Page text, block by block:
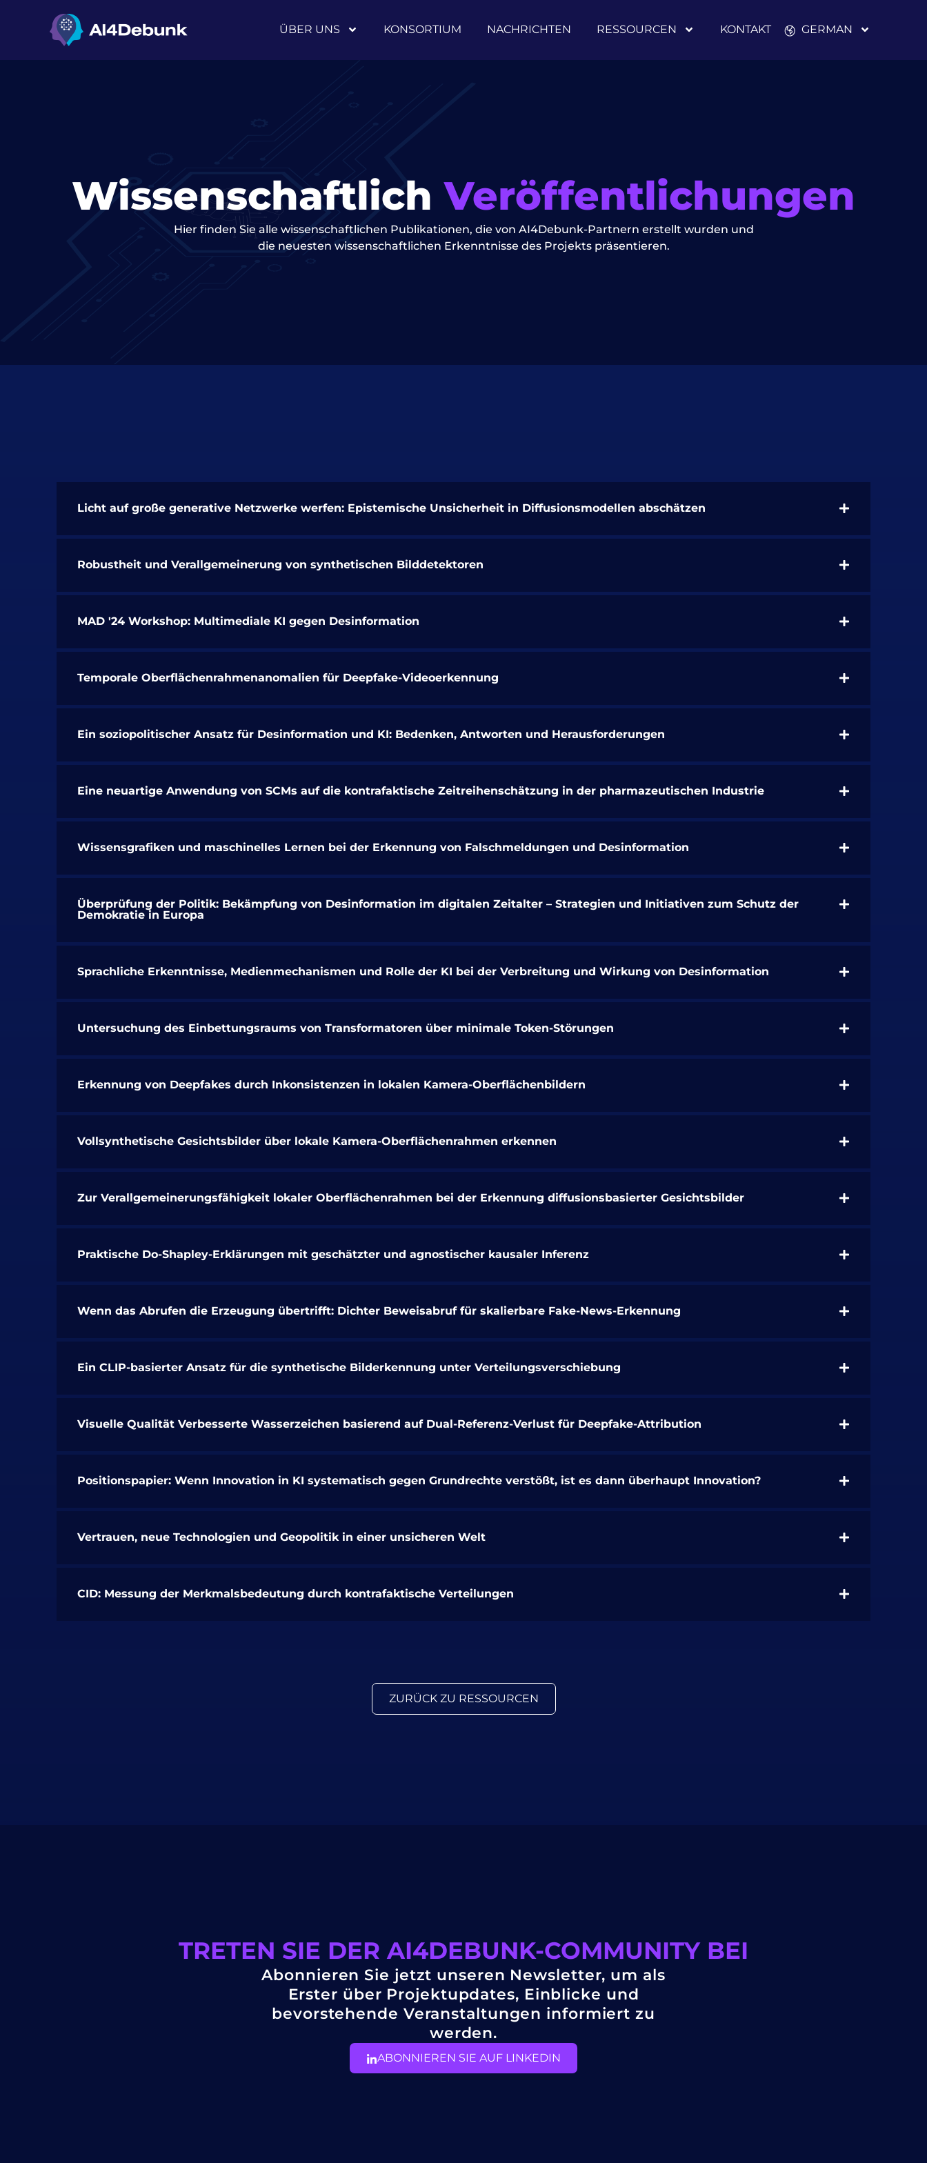
ÜBER UNS
KONSORTIUM NACHRICHTEN RESSOURCEN KONTAKT GERMAN
WissenschaftlichVeröffentlichungen
Hier finden Sie alle wissenschaftlichen Publikationen, die von AI4Debunk-Partnern erstellt wurden und
die neuesten wissenschaftlichen Erkenntnisse des Projekts präsentieren.
Licht auf große generative Netzwerke werfen: Epistemische Unsicherheit in Diffusionsmodellen abschätzen
Robustheit und Verallgemeinerung von synthetischen Bilddetektoren
MAD '24 Workshop: Multimediale KI gegen Desinformation
Temporale Oberflächenrahmenanomalien für Deepfake-Videoerkennung
Ein soziopolitischer Ansatz für Desinformation und KI: Bedenken, Antworten und Herausforderungen
Eine neuartige Anwendung von SCMs auf die kontrafaktische Zeitreihenschätzung in der pharmazeutischen Industrie
Wissensgrafiken und maschinelles Lernen bei der Erkennung von Falschmeldungen und Desinformation
Überprüfung der Politik: Bekämpfung von Desinformation im digitalen Zeitalter – Strategien und Initiativen zum Schutz der
Demokratie in Europa
Sprachliche Erkenntnisse, Medienmechanismen und Rolle der KI bei der Verbreitung und Wirkung von Desinformation
Untersuchung des Einbettungsraums von Transformatoren über minimale Token-Störungen
Erkennung von Deepfakes durch Inkonsistenzen in lokalen Kamera-Oberflächenbildern
Vollsynthetische Gesichtsbilder über lokale Kamera-Oberflächenrahmen erkennen
Zur Verallgemeinerungsfähigkeit lokaler Oberflächenrahmen bei der Erkennung diffusionsbasierter Gesichtsbilder
Praktische Do-Shapley-Erklärungen mit geschätzter und agnostischer kausaler Inferenz
Wenn das Abrufen die Erzeugung übertrifft: Dichter Beweisabruf für skalierbare Fake-News-Erkennung
Ein CLIP-basierter Ansatz für die synthetische Bilderkennung unter Verteilungsverschiebung
Visuelle Qualität Verbesserte Wasserzeichen basierend auf Dual-Referenz-Verlust für Deepfake-Attribution
Positionspapier: Wenn Innovation in KI systematisch gegen Grundrechte verstößt, ist es dann überhaupt Innovation?
Vertrauen, neue Technologien und Geopolitik in einer unsicheren Welt
CID: Messung der Merkmalsbedeutung durch kontrafaktische Verteilungen
ZURÜCK ZU RESSOURCEN
TRETEN SIE DER AI4DEBUNK-COMMUNITY BEI
Abonnieren Sie jetzt unseren Newsletter, um als
Erster über Projektupdates, Einblicke und
bevorstehende Veranstaltungen informiert zu
werden.
ABONNIEREN SIE AUF LINKEDIN